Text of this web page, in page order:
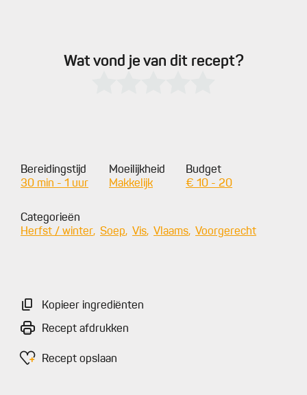
Wat vond je van dit recept?
Bereidingstijd
30 min - 1 uur
Moeilijkheid
Makkelijk
Budget
€ 10 - 20
Categorieën
Herfst / winter
Soep Vis Vlaams Voorgerecht
Kopieer ingrediënten
Recept afdrukken
Recept opslaan